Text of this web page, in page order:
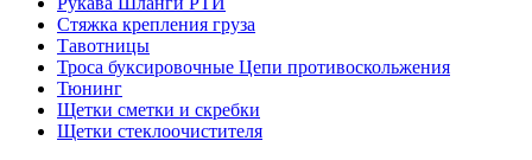
Стяжка крепления груза
Тавотницы
Троса буксировочные Цепи противоскольжения
Тюнинг
Щетки сметки и скребки
Щетки стеклоочистителя